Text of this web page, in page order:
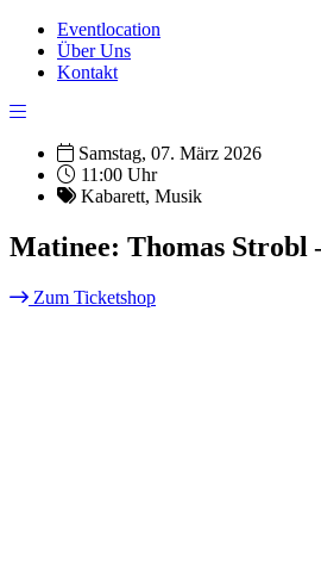
Eventlocation
Über Uns
Kontakt
Samstag, 07. März 2026
11:00 Uhr
Kabarett, Musik
Matinee: Thomas Strobl
Zum Ticketshop